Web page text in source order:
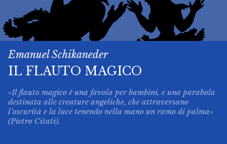
Emanuel Schikaneder
IL FLAUTO MAGICO
«Il flauto magico è una favola per bambini, e una parabola
destinata alle creature angeliche, che attraversano
l’oscurità e la luce tenendo nella mano un ramo di palma»
(Pietro Citati).